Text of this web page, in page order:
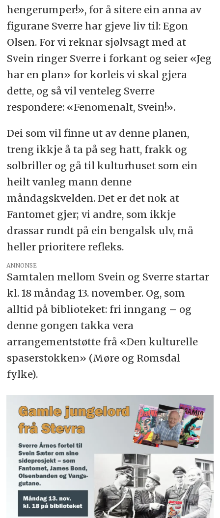
hengerumper!», for å sitere ein anna av
figurane Sverre har gjeve liv til: Egon
Olsen. For vi reknar sjølvsagt med at
Svein ringer Sverre i forkant og seier «Jeg
har en plan» for korleis vi skal gjera
dette, og så vil venteleg Sverre
respondere: «Fenomenalt, Svein!».
Dei som vil finne ut av denne planen,
treng ikkje å ta på seg hatt, frakk og
solbriller og gå til kulturhuset som ein
heilt vanleg mann denne
måndagskvelden. Det er det nok at
Fantomet gjer; vi andre, som ikkje
drassar rundt på ein bengalsk ulv, må
heller prioritere refleks.
ANNONSE
Samtalen mellom Svein og Sverre startar
kl. 18 måndag 13. november. Og, som
alltid på biblioteket: fri inngang – og
denne gongen takka vera
arrangementstøtte frå «Den kulturelle
spaserstokken» (Møre og Romsdal
fylke).